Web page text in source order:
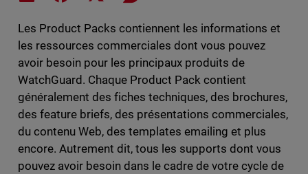
Les Product Packs contiennent les informations et
les ressources commerciales dont vous pouvez
avoir besoin pour les principaux produits de
WatchGuard. Chaque Product Pack contient
généralement des fiches techniques, des brochures,
des feature briefs, des présentations commerciales,
du contenu Web, des templates emailing et plus
encore. Autrement dit, tous les supports dont vous
pouvez avoir besoin dans le cadre de votre cycle de